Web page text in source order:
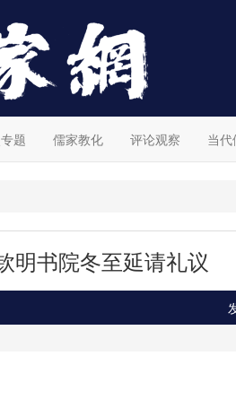
题 儒家教化 评论观察 当
明书院冬至延请礼议